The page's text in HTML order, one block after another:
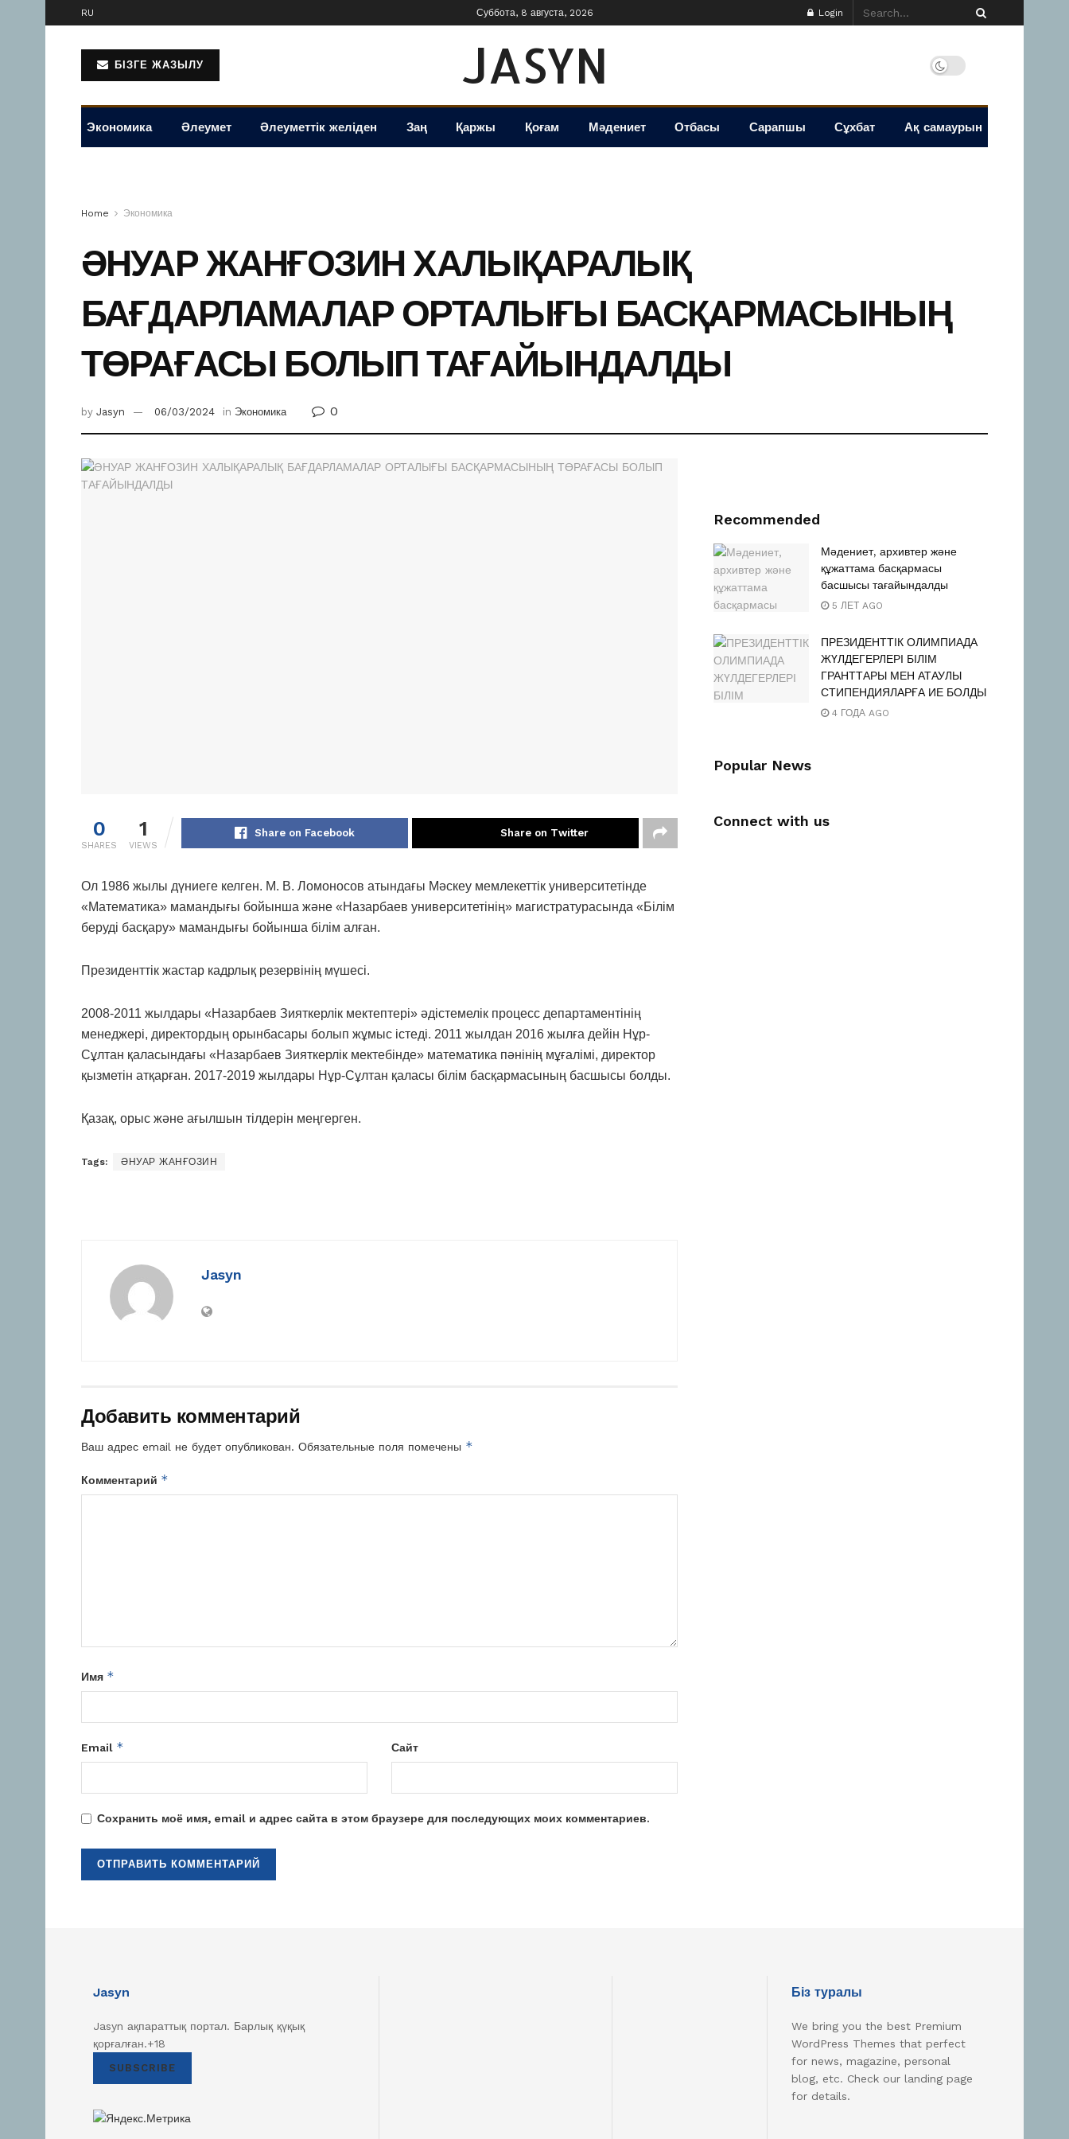
RU Суббота, 8 августа, 2026 Login
БІЗГЕ ЖАЗЫЛУ JASYN
Экономика Әлеумет Әлеуметтік желіден Заң Қаржы Қоғам Мәдениет Отбасы Сарапшы Сұхбат Ақ самаурын
Home Экономика
ӘНУАР ЖАНҒОЗИН ХАЛЫҚАРАЛЫҚ
БАҒДАРЛАМАЛАР ОРТАЛЫҒЫ БАСҚАРМАСЫНЫҢ
ТӨРАҒАСЫ БОЛЫП ТАҒАЙЫНДАЛДЫ
by Jasyn 06/03/2024 in Экономика 0
0
SHARES
1
VIEWS
Share on Facebook Share on Twitter
Ол 1986 жылы дүниеге келген. М. В. Ломоносов атындағы Мәскеу мемлекеттік университетінде
«Математика» мамандығы бойынша және «Назарбаев университетінің» магистратурасында «Білім
беруді басқару» мамандығы бойынша білім алған.
Президенттік жастар кадрлық резервінің мүшесі.
2008-2011 жылдары «Назарбаев Зияткерлік мектептері» әдістемелік процесс департаментінің
менеджері, директордың орынбасары болып жұмыс істеді. 2011 жылдан 2016 жылға дейін Нұр-
Сұлтан қаласындағы «Назарбаев Зияткерлік мектебінде» математика пәнінің мұғалімі, директор
қызметін атқарған. 2017-2019 жылдары Нұр-Сұлтан қаласы білім басқармасының басшысы болды.
Қазақ, орыс және ағылшын тілдерін меңгерген.
Tags: ӘНУАР ЖАНҒОЗИН
Jasyn
Добавить комментарий
Ваш адрес email не будет опубликован. Обязательные поля помечены *
Комментарий *
Имя *
Email * Сайт
Сохранить моё имя, email и адрес сайта в этом браузере для последующих моих комментариев.
Recommended
Мәдениет, архивтер және
құжаттама басқармасы
басшысы тағайындалды
5 ЛЕТ AGO
ПРЕЗИДЕНТТІК ОЛИМПИАДА
ЖҮЛДЕГЕРЛЕРІ БІЛІМ
ГРАНТТАРЫ МЕН АТАУЛЫ
СТИПЕНДИЯЛАРҒА ИЕ БОЛДЫ
4 ГОДА AGO
Popular News
Connect with us
Jasyn
Jasyn ақпараттық портал. Барлық қүқық
қорғалған.+18
SUBSCRIBE
Біз туралы
We bring you the best Premium
WordPress Themes that perfect
for news, magazine, personal
blog, etc. Check our landing page
for details.